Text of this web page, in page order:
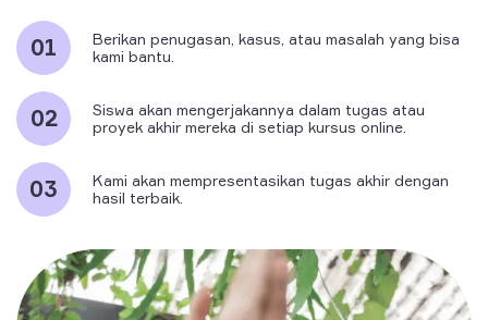
Berikan penugasan, kasus, atau masalah yang bisa
kami bantu.
Siswa akan mengerjakannya dalam tugas atau
proyek akhir mereka di setiap kursus online.
Kami akan mempresentasikan tugas akhir dengan
hasil terbaik.